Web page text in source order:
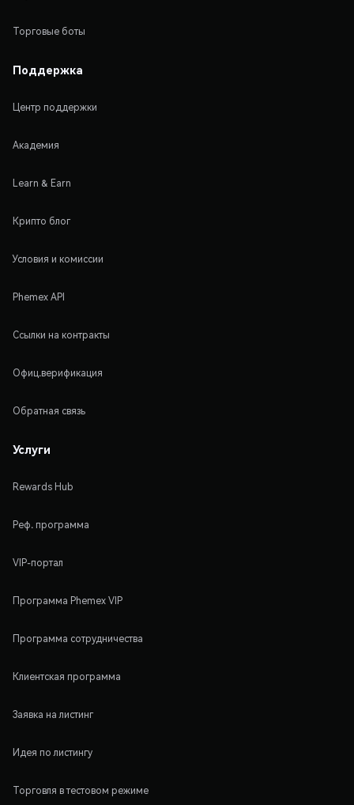
Торговые боты
Поддержка
Центр поддержки
Академия
Learn & Earn
Крипто блог
Условия и комиссии
Phemex API
Ссылки на контракты
Офиц.верификация
Обратная связь
Услуги
Rewards Hub
Реф. программа
VIP-портал
Программа Phemex VIP
Программа сотрудничества
Клиентская программа
Заявка на листинг
Идея по листингу
Торговля в тестовом режиме